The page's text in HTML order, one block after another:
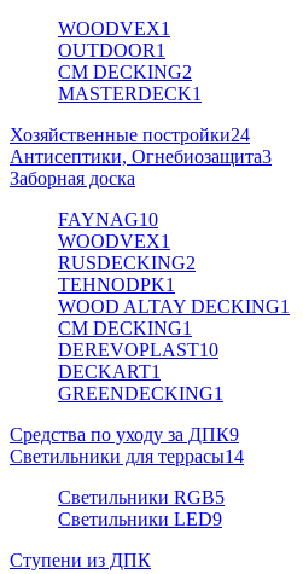
WOODVEX1
OUTDOOR1
CM DECKING2
MASTERDECK1
Хозяйственные постройки24
Антисептики, Огнебиозащита3
Заборная доска
FAYNAG10
WOODVEX1
RUSDECKING2
TEHNODPK1
WOOD ALTAY DECKING1
CM DECKING1
DEREVOPLAST10
DECKART1
GREENDECKING1
Средства по уходу за ДПК9
Светильники для террасы14
Светильники RGB5
Светильники LED9
Ступени из ДПК